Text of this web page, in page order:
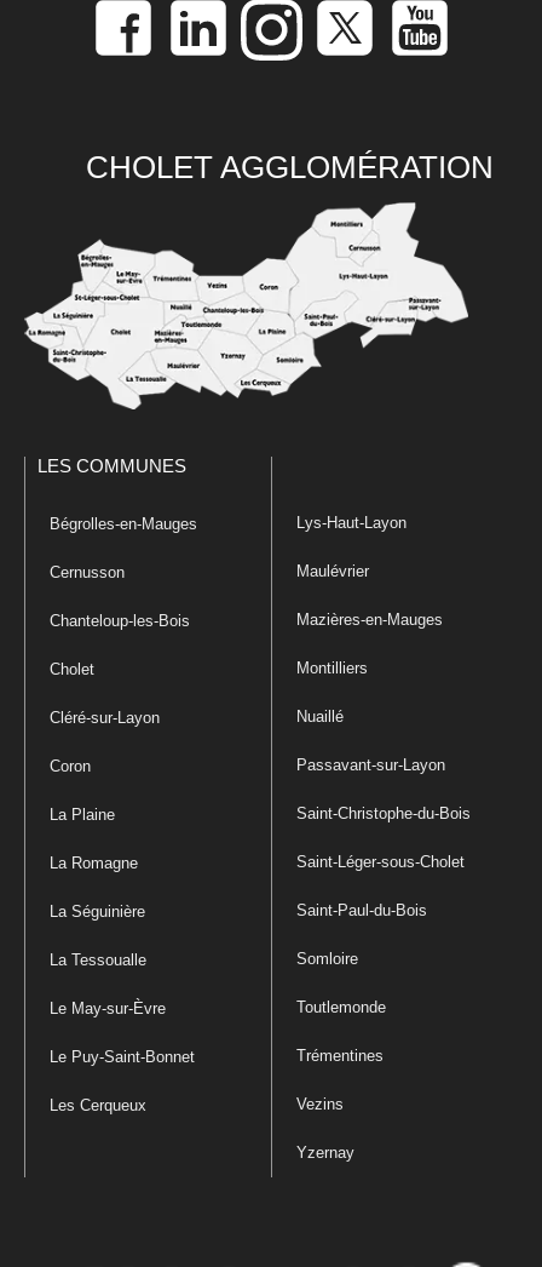
CHOLET AGGLOMÉRATION
LES COMMUNES
Bégrolles-en-Mauges
Cernusson
Chanteloup-les-Bois
Cholet
Cléré-sur-Layon
Coron
La Plaine
La Romagne
La Séguinière
La Tessoualle
Le May-sur-Èvre
Le Puy-Saint-Bonnet
Les Cerqueux
Lys-Haut-Layon
Maulévrier
Mazières-en-Mauges
Montilliers
Nuaillé
Passavant-sur-Layon
Saint-Christophe-du-Bois
Saint-Léger-sous-Cholet
Saint-Paul-du-Bois
Somloire
Toutlemonde
Trémentines
Vezins
Yzernay